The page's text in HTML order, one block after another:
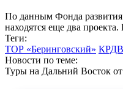
По данным Фонда развития
находятся еще два
Теги:
ТОР «Беринговский» КРДВ
Новости по теме:
Туры на Дальний Восток